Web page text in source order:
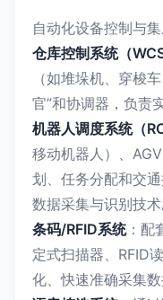
自动化设备控制与集
仓库控制系统（WCS
（如堆垛机、穿梭
官”和协调器，负责
机器人调度系统（
移动机器人）、
划、任务分配和交通
数据采集与识别技术
条码/RFID系统：配
定式扫描器、RFID
化、快速准确采集数